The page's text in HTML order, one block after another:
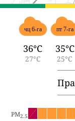
чц 6-га
36°C
27°C
пт 7-га
35°C
25°C
PM2.5